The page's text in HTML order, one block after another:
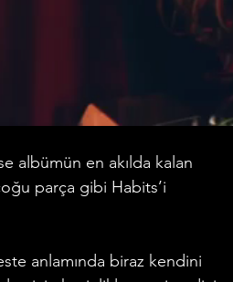
albümün en akılda kalan
parça gibi Habits’i
anlamında biraz kendini